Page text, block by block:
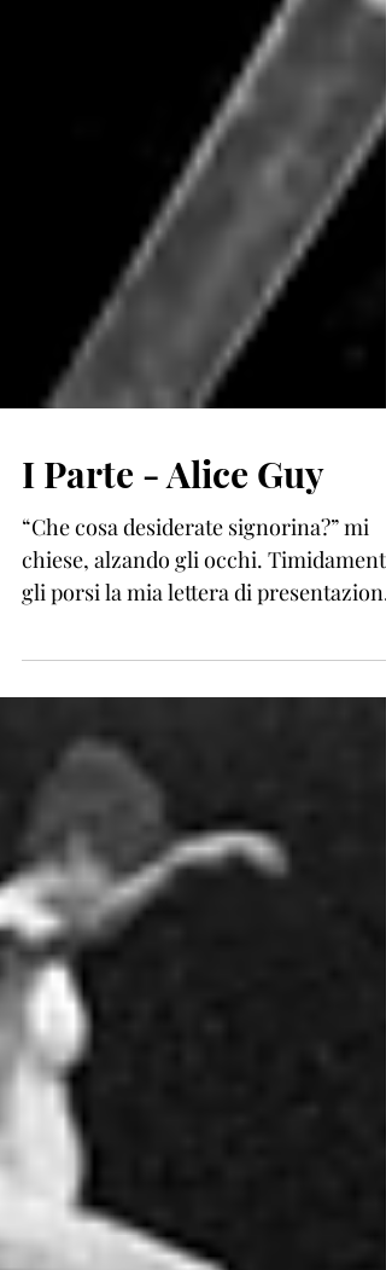
I Parte - Alice Guy
“Che cosa desiderate signorina?” mi
gli porsi la mia lettera di presentazione.
La lesse, mi...